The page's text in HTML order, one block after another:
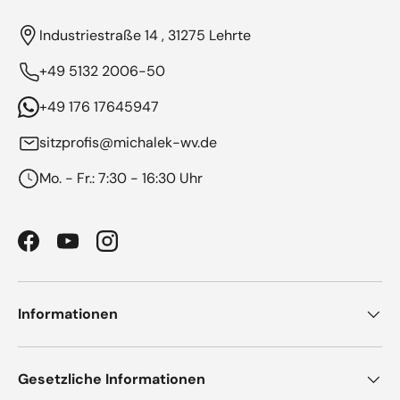
Industriestraße 14 , 31275 Lehrte
+49 5132 2006-50
+49 176 17645947
sitzprofis@michalek-wv.de
Mo. - Fr.: 7:30 - 16:30 Uhr
FacebookYouTubeInstagram
Informationen
Gesetzliche Informationen